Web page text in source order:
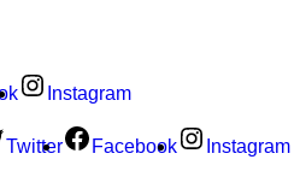
Instagram
Twitter Facebook Instagram